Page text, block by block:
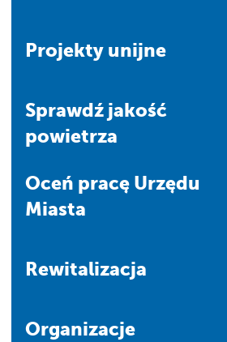
Projekty unijne
Sprawdź jakość
powietrza
Oceń pracę Urzędu
Miasta
Rewitalizacja
Organizacje